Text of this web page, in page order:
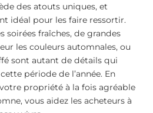
des atouts uniques, et
idéal pour les faire ressortir.
soirées fraîches, de grandes
les couleurs automnales, ou
sont autant de détails qui
période de l’année. En
propriété à la fois agréable
vous aidez les acheteurs à